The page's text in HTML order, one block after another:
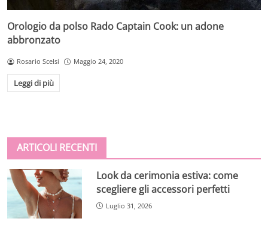
Orologio da polso Rado Captain Cook: un adone
abbronzato
Rosario Scelsi Maggio 24, 2020
Leggi di più
ARTICOLI RECENTI
Look da cerimonia estiva: come
scegliere gli accessori perfetti
Luglio 31, 2026